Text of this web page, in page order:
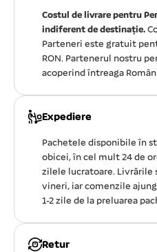
Costul de livrare pentru
indiferent de destinație.
Parteneri este gratuit
RON. Partenerul nostru
acoperind întreaga
Expediere
Pachetele disponibile în
obicei, în cel mult 24 de
zilele lucratoare. Livrările
vineri, iar comenzile
1-2 zile de la preluarea
Retur